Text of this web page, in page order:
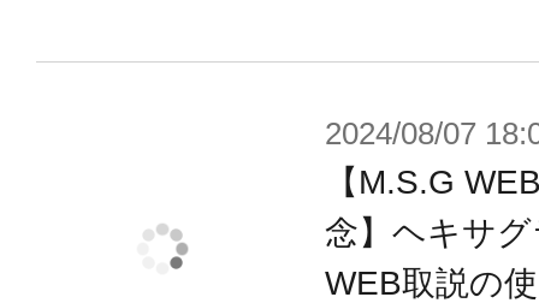
2024/08/07
【M.S.G
念】ヘキサ
WEB取説の